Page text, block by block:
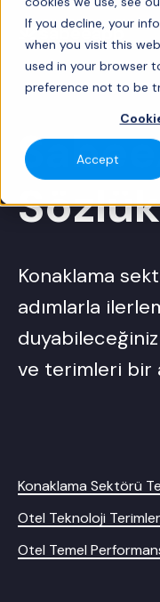
If you decline, your
when you visit this
used in your browser
preference not to be
Accept
Sözlük
Konaklama
adımlarla
ve terimleri bir
Konaklama Sektörü
Otel Teknoloji
Otel Temel